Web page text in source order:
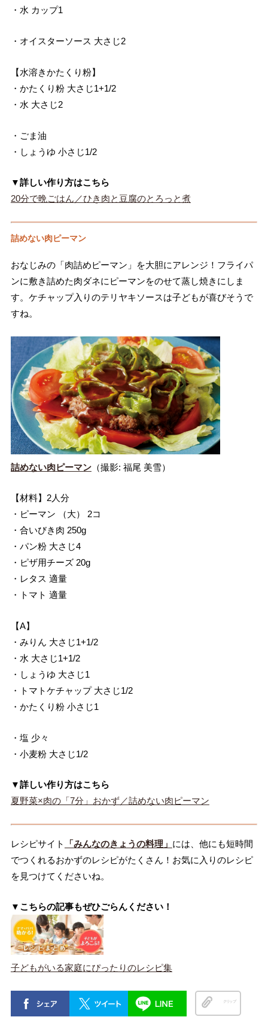
・水 カップ1
・オイスターソース 大さじ2
【水溶きかたくり粉】
・かたくり粉 大さじ1+1/2
・水 大さじ2
・ごま油
・しょうゆ 小さじ1/2
▼詳しい作り方はこちら
20分で晩ごはん／ひき肉と豆腐のとろっと煮
詰めない肉ピーマン
おなじみの「肉詰めピーマン」を大胆にアレンジ！フライパ
ンに敷き詰めた肉ダネにピーマンをのせて蒸し焼きにしま
す。ケチャップ入りのテリヤキソースは子どもが喜びそうで
すね。
詰めない肉ピーマン（撮影: 福尾 美雪）
【材料】2人分
・ピーマン （大） 2コ
・合いびき肉 250g
・パン粉 大さじ4
・ピザ用チーズ 20g
・レタス 適量
・トマト 適量
【A】
・みりん 大さじ1+1/2
・水 大さじ1+1/2
・しょうゆ 大さじ1
・トマトケチャップ 大さじ1/2
・かたくり粉 小さじ1
・塩 少々
・小麦粉 大さじ1/2
▼詳しい作り方はこちら
夏野菜×肉の「7分」おかず／詰めない肉ピーマン
レシピサイト 「みんなのきょうの料理」 には、他にも短時間
でつくれるおかずのレシピがたくさん！お気に入りのレシピ
を見つけてくださいね。
▼こちらの記事もぜひごらんください！
子どもがいる家庭にぴったりのレシピ集
クリップ